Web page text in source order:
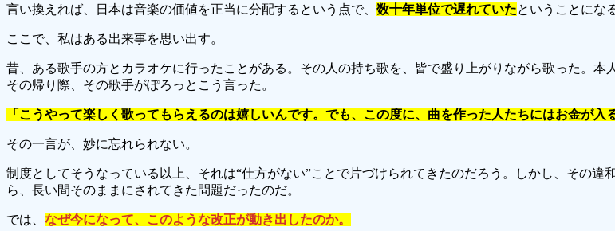
言い換えれば、日本は音楽の価値を正当に分配するという点で、 数十年単位で遅れていたということにな
ここで、私はある出来事を思い出す。
昔、ある歌手の方とカラオケに行ったことがある。その人の持ち歌を、皆で盛り上がりながら歌った。本
その帰り際、その歌手がぽろっとこう言った。
「こうやって楽しく歌ってもらえるのは嬉しいんです。でも、この度に、曲を作った人たちにはお金が
その一言が、妙に忘れられない。
制度としてそうなっている以上、それは“仕方がない”ことで片づけられてきたのだろう。しかし、その
ら、長い間そのままにされてきた問題だったのだ。
では、 なぜ今になって、このような改正が動き出したのか。